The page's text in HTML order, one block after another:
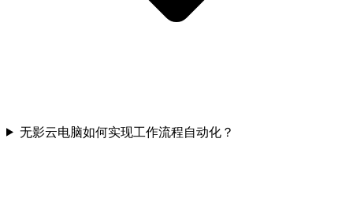
无影云电脑如何实现工作流程自动化？